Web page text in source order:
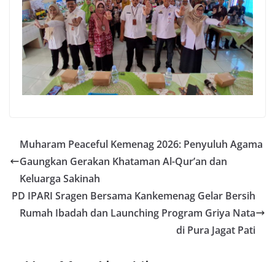
Muharam Peaceful Kemenag 2026: Penyuluh Agama
Gaungkan Gerakan Khataman Al-Qur’an dan
Keluarga Sakinah
PD IPARI Sragen Bersama Kankemenag Gelar Bersih
Rumah Ibadah dan Launching Program Griya Nata
di Pura Jagat Pati